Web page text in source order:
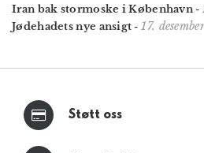
Iran bak stormoske i København-
Jødehadets nye ansigt -17.
Støtt oss